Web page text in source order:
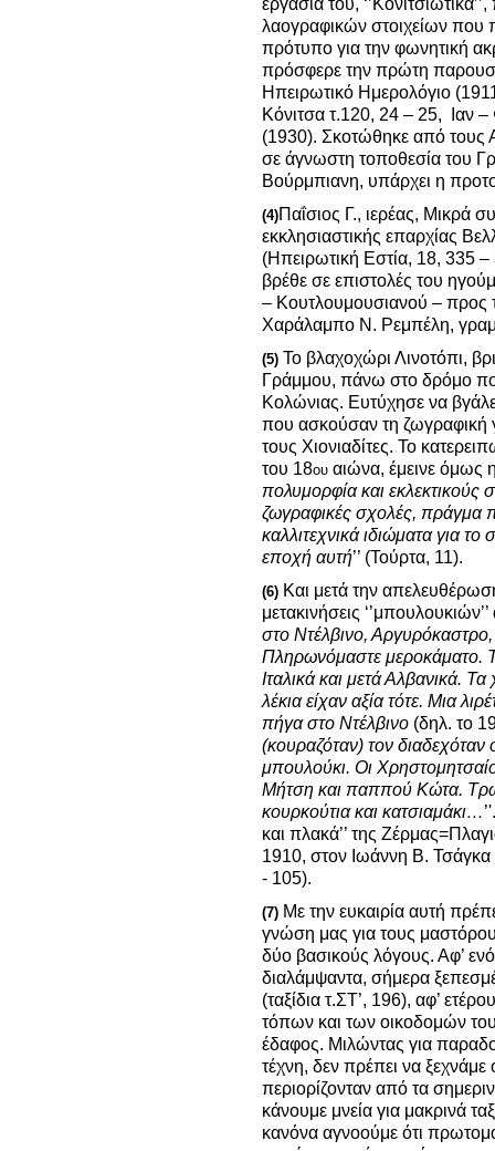
εργασία του,
λαογραφικών στοιχείων που
πρότυπο για την φωνητική
πρόσφερε την πρώτη
Ηπειρωτικό Ημερολόγιο
Κόνιτσα τ.120, 24 – 25, Ιαν
(1930). Σκοτώθηκε από τους
σε άγνωστη τοποθεσία του
Βούρμπιανη, υπάρχει η
(4)Παΐσιος Γ., ιερέας, Μικρά
εκκλησιαστικής επαρχίας
(Ηπειρωτική Εστία, 18, 335
βρέθε σε επιστολές του
– Κουτλουμουσιανού – προς
Χαράλαμπο Ν. Ρεμπέλη,
(5) Το βλαχοχώρι Λινοτόπι,
Γράμμου, πάνω στο δρόμο
Κολώνιας. Ευτύχησε να
που ασκούσαν τη ζωγραφική
τους Χιονιαδίτες. Το
του 18ου αιώνα, έμεινε όμως
πολυμορφία και
ζωγραφικές σχολές, πράγμα
καλλιτεχνικά ιδιώματα για
εποχή αυτή’’ (Τούρτα, 11).
(6) Και μετά την
μετακινήσεις
στο Ντέλβινο,
Πληρωνόμαστε μεροκάματο.
Ιταλικά και μετά Αλβανικά.
λέκια είχαν αξία τότε. Μια
πήγα στο Ντέλβινο (δηλ. το
(κουραζόταν) τον
μπουλούκι. Οι
Μήτση και παππού Κώτα.
κουρκούτια και κατσιαμάκι…
και πλακά’’ της
1910, στον Ιωάννη Β. Τσάγκα
- 105).
(7) Με την ευκαιρία αυτή
γνώση μας για τους
δύο βασικούς λόγους. Αφ’
διαλάμψαντα, σήμερα
(ταξίδια τ.ΣΤ’, 196), αφ’
τόπων και των οικοδομών
έδαφος. Μιλώντας για
τέχνη, δεν πρέπει να ξεχνάμε
περιορίζονταν από τα
κάνουμε μνεία για μακρινά
κανόνα αγνοούμε ότι